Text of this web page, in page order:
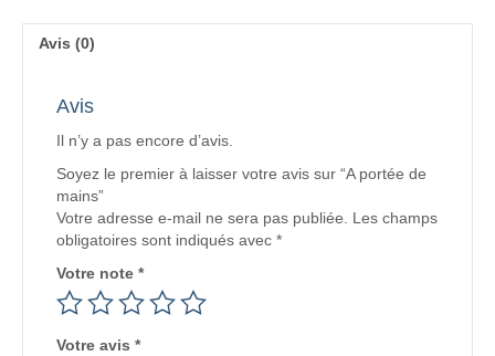
Avis (0)
Avis
Il n’y a pas encore d’avis.
Soyez le premier à laisser votre avis sur “A portée de
mains”
Votre adresse e-mail ne sera pas publiée. Les champs
obligatoires sont indiqués avec *
Votre note *
Votre avis *